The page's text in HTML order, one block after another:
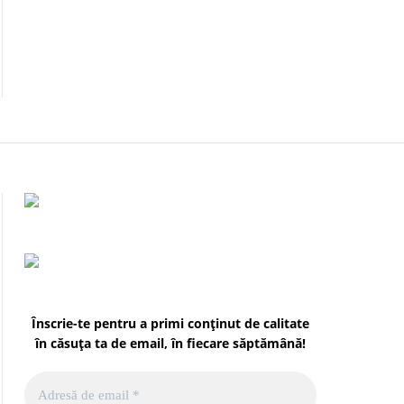
Înscrie-te pentru a primi conținut de calitate
în căsuța ta de email, în fiecare săptămână!